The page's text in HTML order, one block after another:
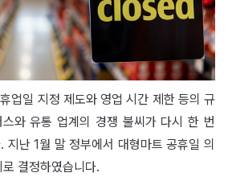
업일 지정 제도와 영업 시간 제한 등의 규
와 유통 업계의 경쟁 불씨가 다시 한 번
지난 1월 말 정부에서 대형마트 공휴일 의
결정하였습니다.